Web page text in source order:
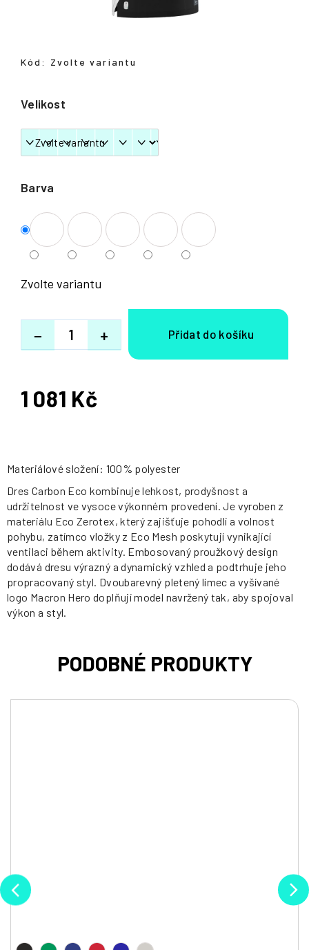
Barva
Velikost
Zvolte variantu
+
−
Kód: Zvolte variantu
1 081 Kč
Měrná
Materiálové složení: 100% polyester
Dres Carbon Eco kombinuje lehkost, prodyšnost a
udržitelnost ve vysoce výkonném provedení. Je vyroben z
materiálu Eco Zerotex, který zajišťuje pohodlí a volnost
pohybu, zatímco vložky z Eco Mesh poskytují vynikající
ventilaci během aktivity. Embosovaný proužkový design
dodává dresu výrazný a dynamický vzhled a podtrhuje jeho
propracovaný styl. Dvoubarevný pletený límec a vyšívané
logo Macron Hero doplňují model navržený tak, aby spojoval
výkon a styl.